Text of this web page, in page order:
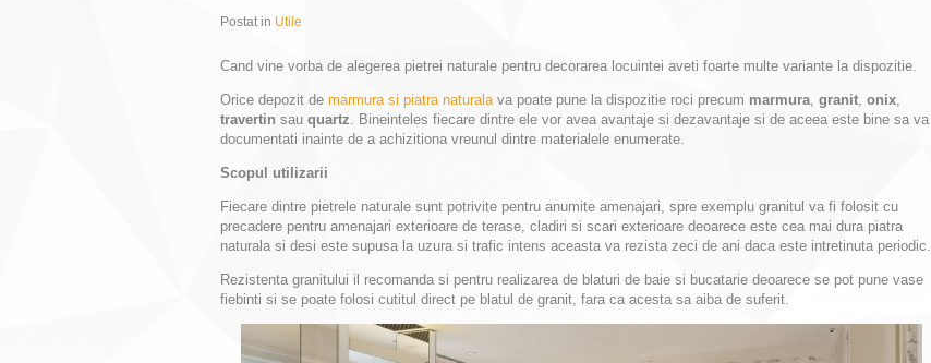
Postat in Utile
Cand vine vorba de alegerea pietrei naturale pentru decorarea locuintei aveti foarte multe variante la dispozitie.
Orice depozit de marmura si piatra naturalava poate pune la dispozitie roci precum marmura, granit, onix,
travertin sau quartz. Bineinteles fiecare dintre ele vor avea avantaje si dezavantaje si de aceea este bine sa va
documentati inainte de a achizitiona vreunul dintre materialele enumerate.
Scopul utilizarii
Fiecare dintre pietrele naturale sunt potrivite pentru anumite amenajari, spre exemplu granitul va fi folosit cu
precadere pentru amenajari exterioare de terase, cladiri si scari exterioare deoarece este cea mai dura piatra
naturala si desi este supusa la uzura si trafic intens aceasta va rezista zeci de ani daca este intretinuta periodic.
Rezistenta granitului il recomanda si pentru realizarea de blaturi de baie si bucatarie deoarece se pot pune vase
fiebinti si se poate folosi cutitul direct pe blatul de granit, fara ca acesta sa aiba de suferit.